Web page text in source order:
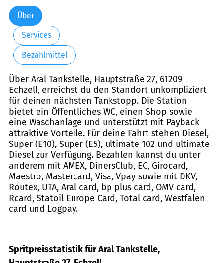
Über
Services
Bezahlmittel
Über Aral Tankstelle, Hauptstraße 27, 61209
Echzell, erreichst du den Standort unkompliziert
für deinen nächsten Tankstopp. Die Station
bietet ein Öffentliches WC, einen Shop sowie
eine Waschanlage und unterstützt mit Payback
attraktive Vorteile. Für deine Fahrt stehen Diesel,
Super (E10), Super (E5), ultimate 102 und ultimate
Diesel zur Verfügung. Bezahlen kannst du unter
anderem mit AMEX, DinersClub, EC, Girocard,
Maestro, Mastercard, Visa, Vpay sowie mit DKV,
Routex, UTA, Aral card, bp plus card, OMV card,
Rcard, Statoil Europe Card, Total card, Westfalen
card und Logpay.
Spritpreisstatistik für Aral Tankstelle,